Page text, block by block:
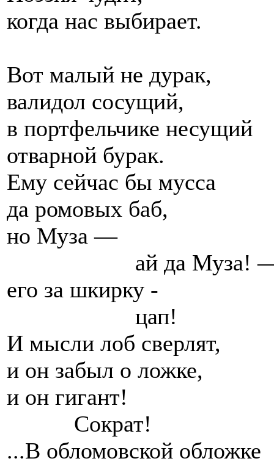
когда нас выбирает.
Вот малый не дурак,
валидол сосущий,
в портфельчике несущий
отварной бурак.
Ему сейчас бы мусса
да ромовых баб,
но Муза —
ай да Муза!
его за шкирку -
цап!
И мысли лоб сверлят,
и он забыл о ложке,
и он гигант!
Сократ!
...В обломовской обложке